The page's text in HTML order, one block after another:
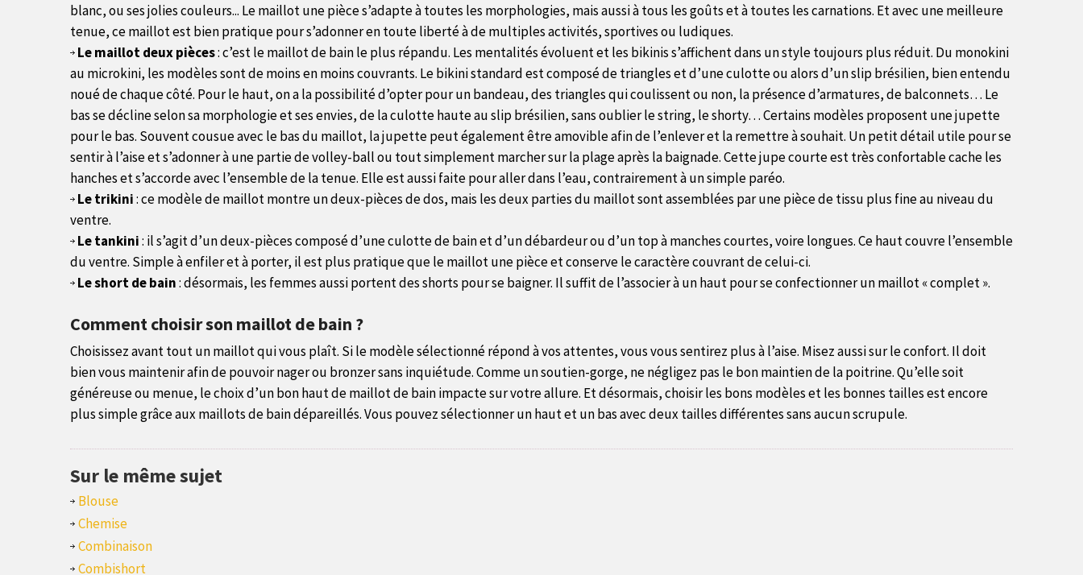
blanc, ou ses jolies couleurs... Le maillot une pièce s’adapte à toutes les morphologies, mais aussi à tous les goûts et à toutes les carnations. Et avec une meilleure
tenue, ce maillot est bien pratique pour s’adonner en toute liberté à de multiples activités, sportives ou ludiques.
Le maillot deux pièces: c’est le maillot de bain le plus répandu. Les mentalités évoluent et les bikinis s’affichent dans un style toujours plus réduit. Du monokini
au microkini, les modèles sont de moins en moins couvrants. Le bikini standard est composé de triangles et d’une culotte ou alors d’un slip brésilien, bien entendu
noué de chaque côté. Pour le haut, on a la possibilité d’opter pour un bandeau, des triangles qui coulissent ou non, la présence d’armatures, de balconnets… Le
bas se décline selon sa morphologie et ses envies, de la culotte haute au slip brésilien, sans oublier le string, le shorty… Certains modèles proposent une jupette
pour le bas. Souvent cousue avec le bas du maillot, la jupette peut également être amovible afin de l’enlever et la remettre à souhait. Un petit détail utile pour se
sentir à l’aise et s’adonner à une partie de volley-ball ou tout simplement marcher sur la plage après la baignade. Cette jupe courte est très confortable cache les
hanches et s’accorde avec l’ensemble de la tenue. Elle est aussi faite pour aller dans l’eau, contrairement à un simple paréo.
Le trikini: ce modèle de maillot montre un deux-pièces de dos, mais les deux parties du maillot sont assemblées par une pièce de tissu plus fine au niveau du
ventre.
Le tankini: il s’agit d’un deux-pièces composé d’une culotte de bain et d’un débardeur ou d’un top à manches courtes, voire longues. Ce haut couvre l’ensemble
du ventre. Simple à enfiler et à porter, il est plus pratique que le maillot une pièce et conserve le caractère couvrant de celui-ci.
Le short de bain: désormais, les femmes aussi portent des shorts pour se baigner. Il suffit de l’associer à un haut pour se confectionner un maillot « complet ».
Comment choisir son maillot de bain ?
Choisissez avant tout un maillot qui vous plaît. Si le modèle sélectionné répond à vos attentes, vous vous sentirez plus à l’aise. Misez aussi sur le confort. Il doit
bien vous maintenir afin de pouvoir nager ou bronzer sans inquiétude. Comme un soutien-gorge, ne négligez pas le bon maintien de la poitrine. Qu’elle soit
généreuse ou menue, le choix d’un bon haut de maillot de bain impacte sur votre allure. Et désormais, choisir les bons modèles et les bonnes tailles est encore
plus simple grâce aux maillots de bain dépareillés. Vous pouvez sélectionner un haut et un bas avec deux tailles différentes sans aucun scrupule.
Sur le même sujet
Blouse
Chemise
Combinaison
Combishort